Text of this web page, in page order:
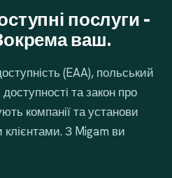
послуги -
ваш.
(EAA), польський
та закон про
компанії та установи
З Migam ви